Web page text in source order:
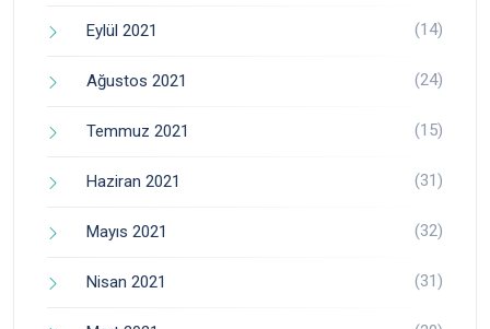
Eylül 2021 (14)
Ağustos 2021 (24)
Temmuz 2021 (15)
Haziran 2021 (31)
Mayıs 2021 (32)
Nisan 2021 (31)